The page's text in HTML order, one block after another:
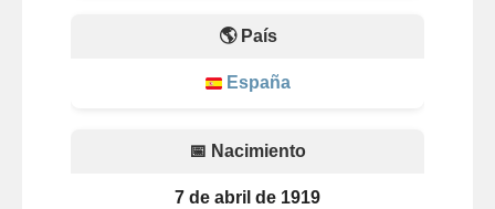
🌎 País
España
📅 Nacimiento
7 de abril de 1919